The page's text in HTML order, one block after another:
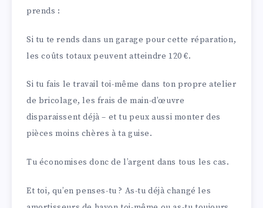
prends :
Si tu te rends dans un garage pour cette réparation,
les coûts totaux peuvent atteindre 120 €.
Si tu fais le travail toi-même dans ton propre atelier
de bricolage, les frais de main-d’œuvre
disparaissent déjà – et tu peux aussi monter des
pièces moins chères à ta guise.
Tu économises donc de l’argent dans tous les cas.
Et toi, qu’en penses-tu ? As-tu déjà changé les